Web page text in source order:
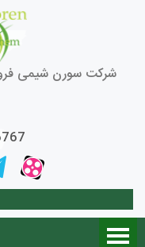
شرکت سورن شیمی